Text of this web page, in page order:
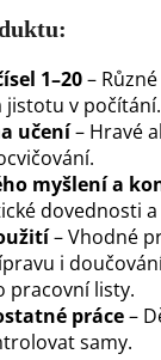
1–20–
jistotu v počítání.
učení– Hravé
myšlení a
dovednosti
– Vhodné
i
pracovní listy.
práce–
samy.